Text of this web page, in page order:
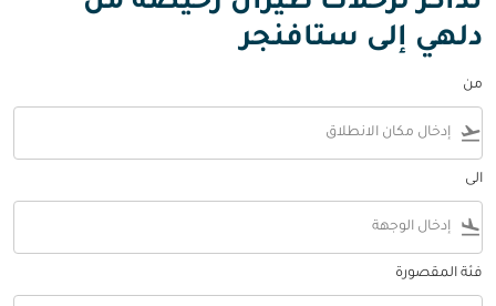
دلهي إلى ستافنجر
من
flight_takeoff
الى
flight_land
فئة المقصورة